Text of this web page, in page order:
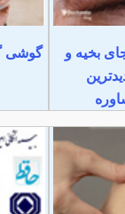
بخیه و
گوشی